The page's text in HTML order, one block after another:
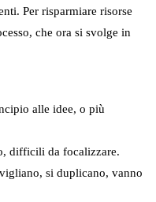
Per risparmiare risorse
che ora si svolge in
alle idee, o più
difficili da focalizzare.
si duplicano, vanno